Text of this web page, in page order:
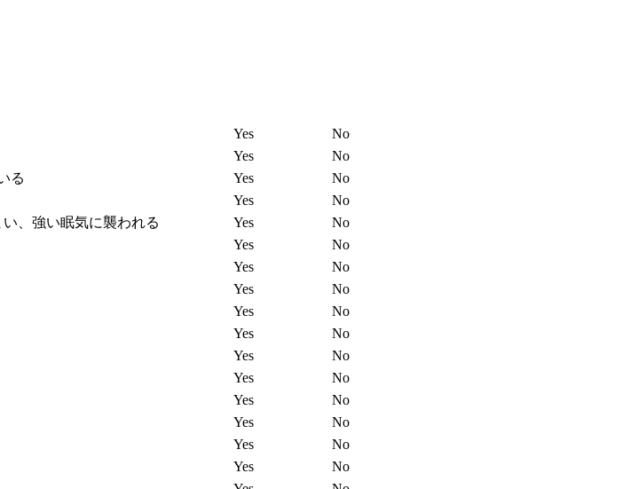
Yes
No
Yes
No
る Yes
No
Yes
No
、強い眠気に襲われる Yes
No
Yes
No
Yes
No
Yes
No
Yes
No
Yes
No
Yes
No
Yes
No
Yes
No
Yes
No
Yes
No
Yes
No